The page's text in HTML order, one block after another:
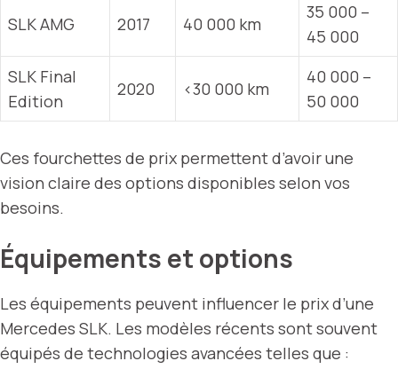
SLK AMG 2017 40 000 km
35 000 –
45 000
SLK Final
Edition
2020 <30 000 km
40 000 –
50 000
Ces fourchettes de prix permettent d’avoir une
vision claire des options disponibles selon vos
besoins.
Équipements et options
Les équipements peuvent influencer le prix d’une
Mercedes SLK. Les modèles récents sont souvent
équipés de technologies avancées telles que :